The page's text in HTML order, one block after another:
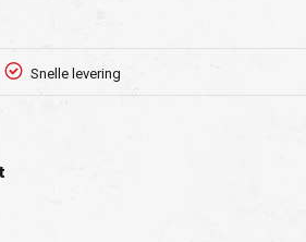
Snelle levering